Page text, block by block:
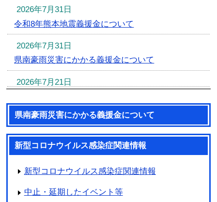
2026年7月31日
令和8年熊本地震義援金について
2026年7月31日
県南豪雨災害にかかる義援金について
2026年7月21日
本講座』 参加者募集！
町民センタープール一般開放のお知らせ【7月18日
(土)～8月31日(月)】
移住希望者＆移住者を対象に益子を巡るツアーを
県南豪雨災害にかかる義援金について
新型コロナウイルス感染症関連情報
新型コロナウイルス感染症関連情報
中止・延期したイベント等